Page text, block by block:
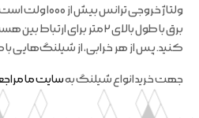
ولتاژ خروجی
برق با طول بالای ۲ متر
کنید. پس از هر خرابی، از شیلنگ‌هایی با طول ۲.۵ متر
جهت خرید انواع شیلنگ بهسایت ما